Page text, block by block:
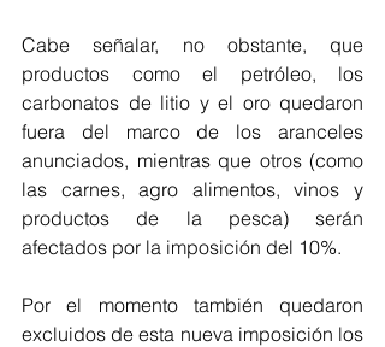
Cabe señalar, no obstante, que
productos como el petróleo, los
carbonatos de litio y el oro quedaron
fuera del marco de los aranceles
anunciados, mientras que otros (como
las carnes, agro alimentos, vinos y
productos de la pesca) serán
afectados por la imposición del 10%.
Por el momento también quedaron
excluidos de esta nueva imposición los